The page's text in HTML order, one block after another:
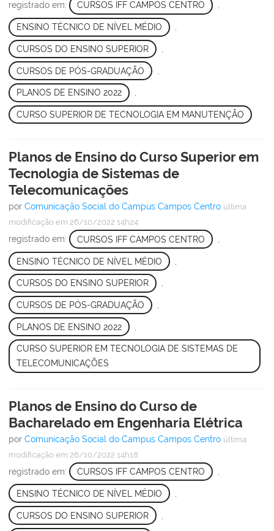
registrado em: CURSOS IFF CAMPOS CENTRO ,
ENSINO TÉCNICO DE NÍVEL MÉDIO
CURSOS DO ENSINO SUPERIOR
CURSOS DE PÓS-GRADUAÇÃO
PLANOS DE ENSINO 2022 ,
CURSO SUPERIOR DE TECNOLOGIA EM MANUTENÇÃO
Planos de Ensino do Curso Superior em
Tecnologia de Sistemas de
Telecomunicações
por Comunicação Social do Campus Campos Centro última
modificação em 26/10/2022 14h24
registrado em: CURSOS IFF CAMPOS CENTRO
ENSINO TÉCNICO DE NÍVEL MÉDIO
CURSOS DO ENSINO SUPERIOR ,
CURSOS DE PÓS-GRADUAÇÃO
PLANOS DE ENSINO 2022
CURSO SUPERIOR EM TECNOLOGIA DE SISTEMAS DE
TELECOMUNICAÇÕES
Planos de Ensino do Curso de
Bacharelado em Engenharia Elétrica
por Comunicação Social do Campus Campos Centro última
modificação em 26/10/2022 14h18
registrado em: CURSOS IFF CAMPOS CENTRO
ENSINO TÉCNICO DE NÍVEL MÉDIO
CURSOS DO ENSINO SUPERIOR